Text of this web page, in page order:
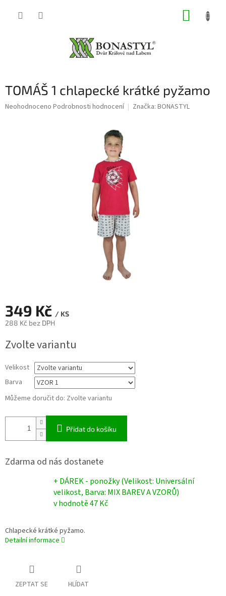
TOMÁŠ 1 chlapecké krátké pyžamo
Průměrné
Neohodnoceno Podrobnosti hodnocení Značka: BONASTYL
349 Kč / KS
288 Kč bez DPH
cena:
Zvolte variantu
Velikost
Barva
Můžeme doručit do: Zvolte variantu
Přidat do košíku
Zdarma od nás dostanete
+ DÁREK - ponožky (Velikost: Universální
velikost, Barva: MIX BAREV A VZORŮ)
v hodnotě 47 Kč
Chlapecké krátké pyžamo.
Detailní informace
ZEPTAT SE HLÍDAT